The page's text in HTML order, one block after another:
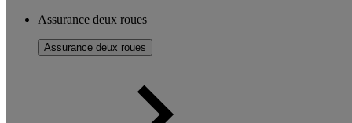
Assurance deux roues
Assurance deux roues